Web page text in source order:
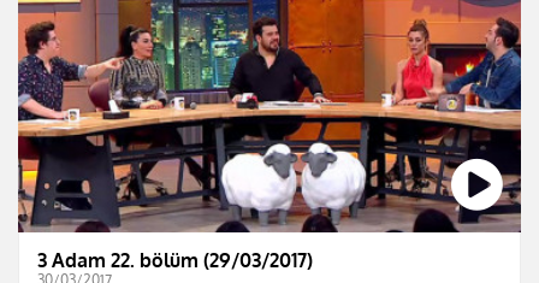
3 Adam 22. bölüm (29/03/2017)